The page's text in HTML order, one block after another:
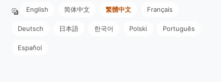
English 简体中文 繁體中文 Français
Deutsch 日本語 한국어 Polski Português
Español